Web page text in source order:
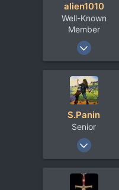
alien1010
Well-Known
Member
8 Июн 2011
Москва
S.Panin
Senior
25 Окт 2006